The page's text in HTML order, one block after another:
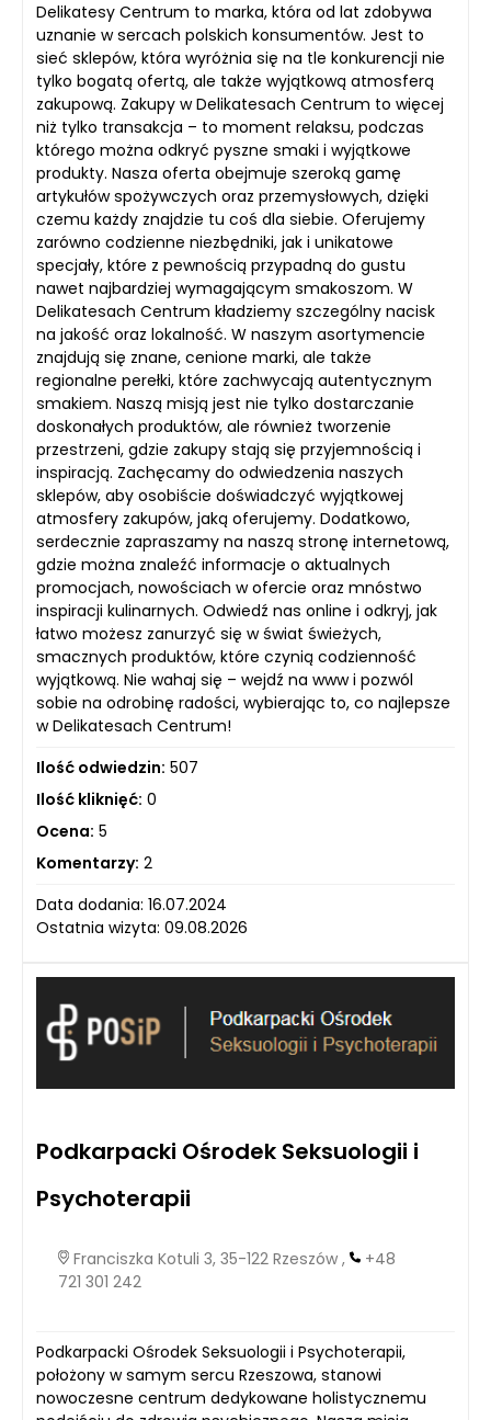
Delikatesy Centrum to marka, która od lat zdobywa
uznanie w sercach polskich konsumentów. Jest to
sieć sklepów, która wyróżnia się na tle konkurencji nie
tylko bogatą ofertą, ale także wyjątkową atmosferą
zakupową. Zakupy w Delikatesach Centrum to więcej
niż tylko transakcja – to moment relaksu, podczas
którego można odkryć pyszne smaki i wyjątkowe
produkty. Nasza oferta obejmuje szeroką gamę
artykułów spożywczych oraz przemysłowych, dzięki
czemu każdy znajdzie tu coś dla siebie. Oferujemy
zarówno codzienne niezbędniki, jak i unikatowe
specjały, które z pewnością przypadną do gustu
nawet najbardziej wymagającym smakoszom. W
Delikatesach Centrum kładziemy szczególny nacisk
na jakość oraz lokalność. W naszym asortymencie
znajdują się znane, cenione marki, ale także
regionalne perełki, które zachwycają autentycznym
smakiem. Naszą misją jest nie tylko dostarczanie
doskonałych produktów, ale również tworzenie
przestrzeni, gdzie zakupy stają się przyjemnością i
inspiracją. Zachęcamy do odwiedzenia naszych
sklepów, aby osobiście doświadczyć wyjątkowej
atmosfery zakupów, jaką oferujemy. Dodatkowo,
serdecznie zapraszamy na naszą stronę internetową,
gdzie można znaleźć informacje o aktualnych
promocjach, nowościach w ofercie oraz mnóstwo
inspiracji kulinarnych. Odwiedź nas online i odkryj, jak
łatwo możesz zanurzyć się w świat świeżych,
smacznych produktów, które czynią codzienność
wyjątkową. Nie wahaj się – wejdź na www i pozwól
sobie na odrobinę radości, wybierając to, co najlepsze
w Delikatesach Centrum!
Ilość odwiedzin: 507
Ilość kliknięć: 0
Ocena: 5
Komentarzy: 2
Data dodania: 16.07.2024
Ostatnia wizyta: 09.08.2026
Podkarpacki Ośrodek Seksuologii i
Psychoterapii
Franciszka Kotuli 3, 35-122 Rzeszów ,
+48
721 301 242
Podkarpacki Ośrodek Seksuologii i Psychoterapii,
położony w samym sercu Rzeszowa, stanowi
nowoczesne centrum dedykowane holistycznemu